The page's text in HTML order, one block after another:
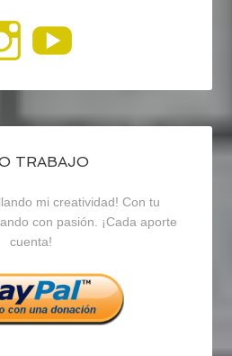
Ver
perfil
de
recursosep
en
Instagram
TRABAJO
mi creatividad! Con tu
con pasión. ¡Cada aporte
cuenta!